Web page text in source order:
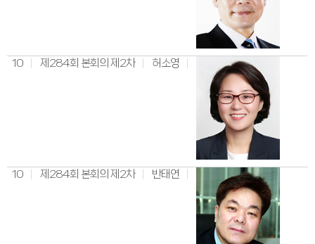
10 제284회 본회의 제2차 허소영
10 제284회 본회의 제2차 반태연